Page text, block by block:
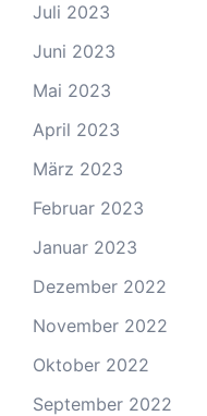
Juli 2023
Juni 2023
Mai 2023
April 2023
März 2023
Februar 2023
Januar 2023
Dezember 2022
November 2022
Oktober 2022
September 2022